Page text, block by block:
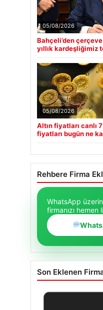
05/08/2026
Bahçeli’den
yıllık kardeşliğimiz
05/08/2026
Altın fiyatları canlı
fiyatları bugün ne
Rehbere Firma
WhatsApp
firmanızı hemen
Son Eklenen